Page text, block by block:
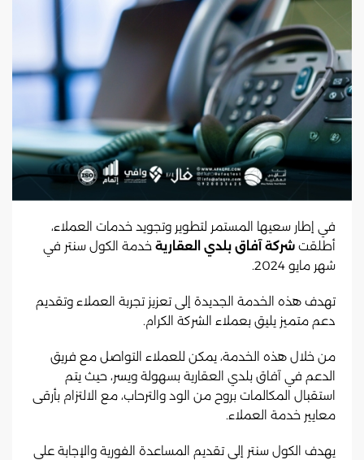
في إطار سعيها المستمر لتطوير وتجويد خدمات العملاء،
أطلقت شركة آفاق بلدي العقارية خدمة الكول سنتر في
شهر مايو 2024.
تهدف هذه الخدمة الجديدة إلى تعزيز تجربة العملاء وتقديم
دعم متميز يليق بعملاء الشركة الكرام.
من خلال هذه الخدمة، يمكن للعملاء التواصل مع فريق
الدعم في آفاق بلدي العقارية بسهولة ويسر، حيث يتم
استقبال المكالمات بروح من الود والترحاب، مع الالتزام بأرقى
معايير خدمة العملاء.
يهدف الكول سنتر إلى تقديم المساعدة الفورية والإجابة على